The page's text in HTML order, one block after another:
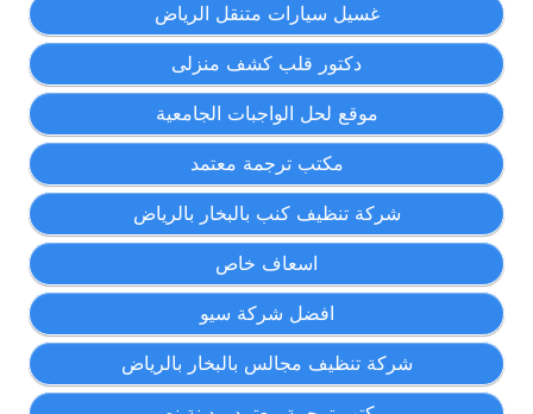
غسيل سيارات متنقل الرياض
دكتور قلب كشف منزلى
موقع لحل الواجبات الجامعية
مكتب ترجمة معتمد
شركة تنظيف كنب بالبخار بالرياض
اسعاف خاص
افضل شركة سيو
شركة تنظيف مجالس بالبخار بالرياض